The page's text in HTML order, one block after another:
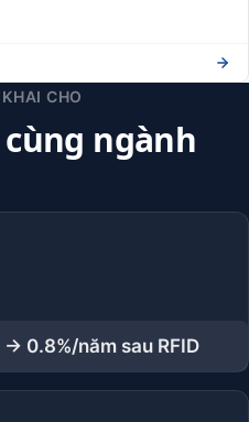
CHO
ngành
0.8%/năm sau RFID